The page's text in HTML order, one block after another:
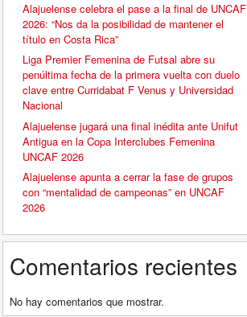
Alajuelense celebra el pase a la final de UNCAF
2026: “Nos da la posibilidad de mantener el
título en Costa Rica”
Liga Premier Femenina de Futsal abre su
penúltima fecha de la primera vuelta con duelo
clave entre Curridabat F Venus y Universidad
Nacional
Alajuelense jugará una final inédita ante Unifut
Antigua en la Copa Interclubes Femenina
UNCAF 2026
Alajuelense apunta a cerrar la fase de grupos
con “mentalidad de campeonas” en UNCAF
2026
Comentarios recientes
No hay comentarios que mostrar.